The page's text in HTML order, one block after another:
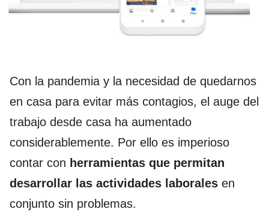
Con la pandemia y la necesidad de quedarnos
en casa para evitar más contagios, el auge del
trabajo desde casa ha aumentado
considerablemente. Por ello es imperioso
contar con herramientas que permitan
desarrollar las actividades laborales en
conjunto sin problemas.